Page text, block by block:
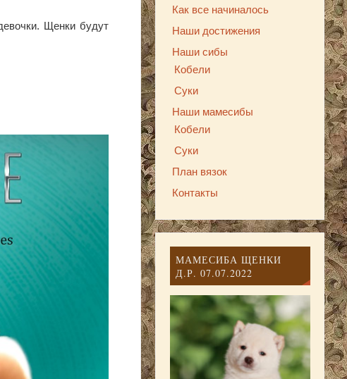
Щенки будут
Как все начиналось
Наши достижения
Наши сибы
Кобели
Суки
Наши мамесибы
Кобели
Суки
План вязок
Контакты
МАМЕСИБА ЩЕНКИ
Д.Р. 07.07.2022